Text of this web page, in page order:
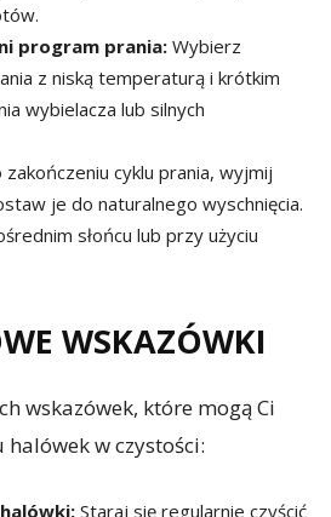
program prania: Wybierz
z niską temperaturą i krótkim
wybielacza lub silnych
zakończeniu cyklu prania, wyjmij
je do naturalnego wyschnięcia.
słońcu lub przy użyciu
WSKAZÓWKI
wskazówek, które mogą Ci
w czystości:
Staraj się regularnie czyścić